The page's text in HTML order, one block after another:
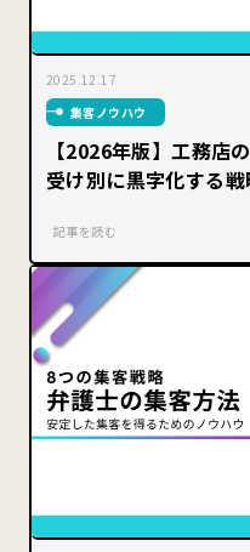
2025.12.17
集客ノウハウ
【2026年版】工務店
受け別に黒字化する
記事を読む